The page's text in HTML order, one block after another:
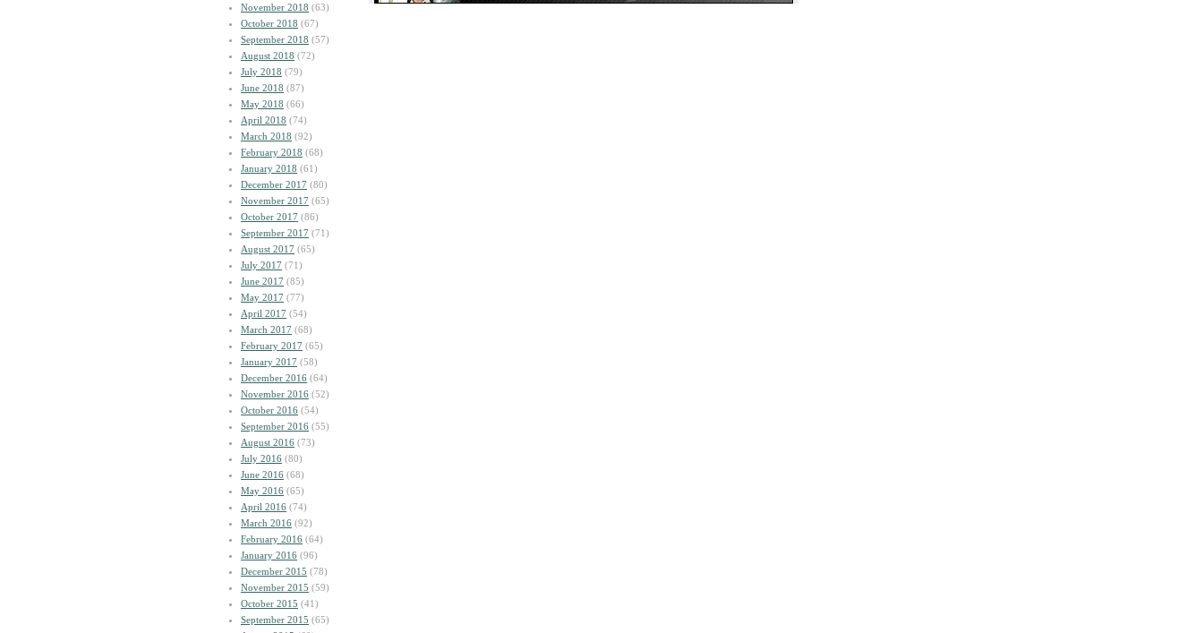
November 2018 (63)
October 2018 (67)
September 2018 (57)
August 2018 (72)
July 2018 (79)
June 2018 (87)
May 2018 (66)
April 2018 (74)
March 2018 (92)
February 2018 (68)
January 2018 (61)
December 2017 (80)
November 2017 (65)
October 2017 (86)
September 2017 (71)
August 2017 (65)
July 2017 (71)
June 2017 (85)
May 2017 (77)
April 2017 (54)
March 2017 (68)
February 2017 (65)
January 2017 (58)
December 2016 (64)
November 2016 (52)
October 2016 (54)
September 2016 (55)
August 2016 (73)
July 2016 (80)
June 2016 (68)
May 2016 (65)
April 2016 (74)
March 2016 (92)
February 2016 (64)
January 2016 (96)
December 2015 (78)
November 2015 (59)
October 2015 (41)
September 2015 (65)